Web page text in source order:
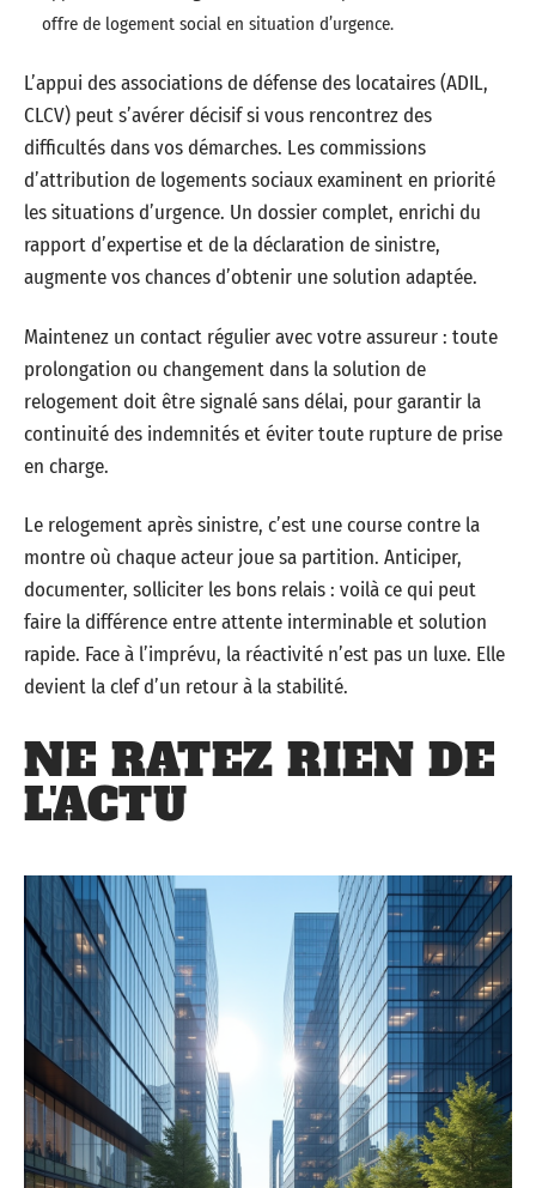
offre de logement social en situation d’urgence.
L’appui des associations de défense des locataires (ADIL,
CLCV) peut s’avérer décisif si vous rencontrez des
difficultés dans vos démarches. Les commissions
d’attribution de logements sociaux examinent en priorité
les situations d’urgence. Un dossier complet, enrichi du
rapport d’expertise et de la déclaration de sinistre,
augmente vos chances d’obtenir une solution adaptée.
Maintenez un contact régulier avec votre assureur : toute
prolongation ou changement dans la solution de
relogement doit être signalé sans délai, pour garantir la
continuité des indemnités et éviter toute rupture de prise
en charge.
Le relogement après sinistre, c’est une course contre la
montre où chaque acteur joue sa partition. Anticiper,
documenter, solliciter les bons relais : voilà ce qui peut
faire la différence entre attente interminable et solution
rapide. Face à l’imprévu, la réactivité n’est pas un luxe. Elle
devient la clef d’un retour à la stabilité.
NE RATEZ RIEN DE
L'ACTU